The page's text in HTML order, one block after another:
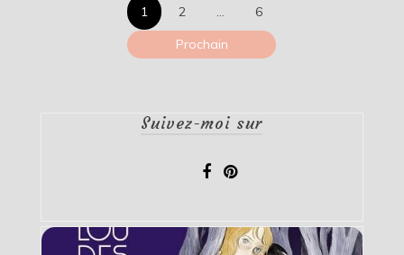
Pagination
des
1 2 …
6
Prochain
Suivez-moi sur